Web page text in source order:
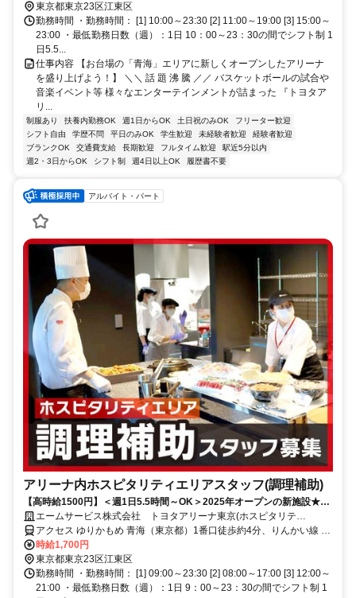
もめ）1番口徒歩約12分
東京都東京23区江東区
勤務時間 ・勤務時間： [1] 10:00～23:30 [2] 11:00～19:00 [3] 15:00～
23:00 ・最低勤務日数（週）：1日 10：00～23：30の間でシフト制 1
日5.5...
仕事内容 【お台場の「青海」エリアに新しくオープンしたアリーナ
を盛り上げよう！】 ＼＼ 話 題 沸 騰 ／／ バスケットボールの試合や
音楽イベント等 様々なエンターテインメントが詰まった 『トヨタア
リ...
制服あり 扶養内勤務OK 週1日からOK 土日祝のみOK
フリーター歓迎
シフト自由
学歴不問 平日のみOK 学生歓迎 未経験者歓迎
経験者歓迎
ブランクOK
交通費支給 長期歓迎 フルタイム歓迎
駅近5分以内
週2・3日からOK
シフト制 週4日以上OK 履歴書不要
アルバイト・パート
アリーナ内ホスピタリティエリアスタッフ(調理補助)
【高時給1500円】＜週1日5.5時間～OK＞2025年オープンの新施設★未
経験歓迎！家庭との両立◎
エームサービス株式会社 トヨタアリーナ東京(ホスピタリテ
ィ)-7497
アクセス ゆりかもめ 青海（東京都）1番口徒歩約4分、りんかい線 東
京テレポートA口徒歩約8分、ゆりかもめ 東京ビッグサイト（ゆりか
もめ）1番口徒歩約12分
時給1,700円
東京都東京23区江東区
勤務時間 ・勤務時間： [1] 09:00～23:30 [2] 08:00～17:00 [3] 12:00～
21:00 ・最低勤務日数（週）：1日 9：00～23：30の間でシフト制 1